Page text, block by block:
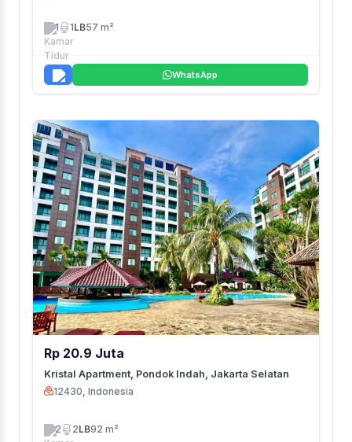
1 1LB57 m²
WhatsApp
Rp 20.9 Juta
Kristal Apartment, Pondok Indah, Jakarta Selatan
12430, Indonesia
2 2LB92 m²